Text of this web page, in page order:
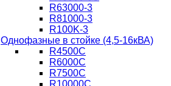
R63000-3
R81000-3
R100K-3
Однофазные в стойке (4,5-16кВА)
R4500C
R6000C
R7500C
R10000C